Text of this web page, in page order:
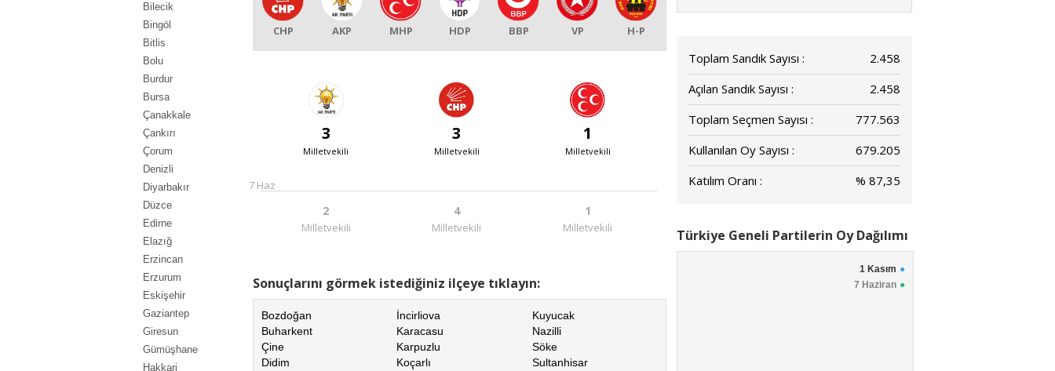
Bilecik
Bingöl
Bitlis
Bolu
Burdur
Bursa
Çanakkale
Çankırı
Çorum
Denizli
Diyarbakır
Düzce
Edirne
Elazığ
Erzincan
Erzurum
Eskişehir
Gaziantep
Giresun
Gümüşhane
Hakkari
CHP AKP MHP HDP BBP VP H-P
3
Milletvekili
3
Milletvekili
1
Milletvekili
7 Haz
2
Milletvekili
4
Milletvekili
1
Milletvekili
Sonuçlarını görmek istediğiniz ilçeye tıklayın:
Bozdoğan
Buharkent
Çine
Didim
İncirliova
Karacasu
Karpuzlu
Koçarlı
Kuyucak
Nazilli
Söke
Sultanhisar
Toplam Sandık Sayısı :
2.458
Açılan Sandık Sayısı :
2.458
Toplam Seçmen Sayısı :
777.563
Kullanılan Oy Sayısı :
679.205
Katılım Oranı :
% 87,35
Türkiye Geneli Partilerin Oy Dağılımı
1 Kasım
7 Haziran